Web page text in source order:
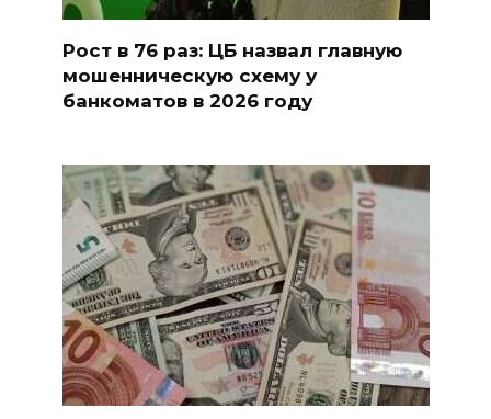
Рост в 76 раз: ЦБ назвал главную
мошенническую схему у
банкоматов в 2026 году